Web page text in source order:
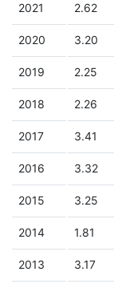
2021 2.62
2020 3.20
2019 2.25
2018 2.26
2017 3.41
2016 3.32
2015 3.25
2014 1.81
2013 3.17